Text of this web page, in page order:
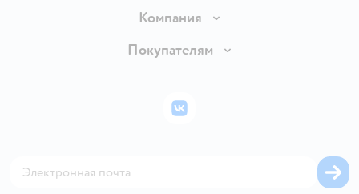
Доставка и оплата
Правила продажи
Политика использования файлов cookie
Компания
Вакансии
Покупателям
Бонусные карты
ВКонтакте